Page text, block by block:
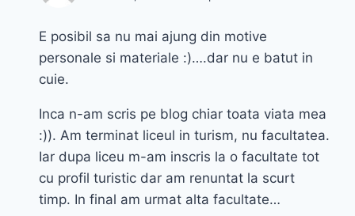
E posibil sa nu mai ajung din motive
personale si materiale :)….dar nu e batut in
cuie.
Inca n-am scris pe blog chiar toata viata mea
:)). Am terminat liceul in turism, nu facultatea.
Iar dupa liceu m-am inscris la o facultate tot
cu profil turistic dar am renuntat la scurt
timp. In final am urmat alta facultate…